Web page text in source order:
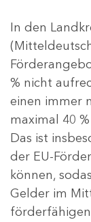
In den
% nicht
einen immer
maximal 40
Das ist
der EU-
können,
Gelder im